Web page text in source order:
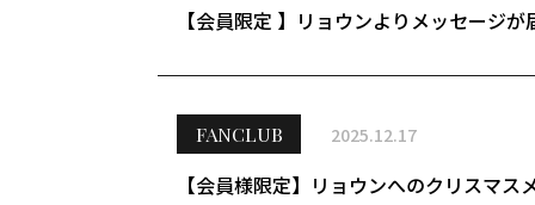
【会員限定 】リョウンよりメッセージが
FANCLUB 2025.12.17
【会員様限定】リョウンへのクリスマス